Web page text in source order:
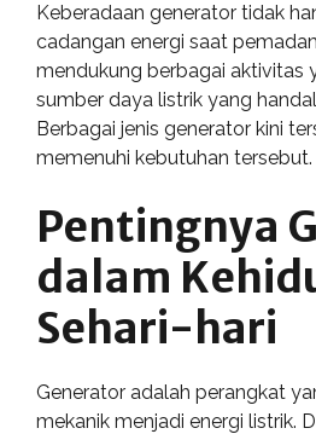
Keberadaan generator tidak
cadangan energi saat
mendukung berbagai aktivitas
sumber daya listrik yang
Berbagai jenis generator kini
memenuhi kebutuhan tersebut.
Pentingnya
dalam
Sehari-hari
Generator adalah perangkat
mekanik menjadi energi listrik.